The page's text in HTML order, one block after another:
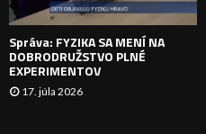
Správa: FYZIKA SA MENÍ NA
DOBRODRUŽSTVO PLNÉ
EXPERIMENTOV
17. júla 2026